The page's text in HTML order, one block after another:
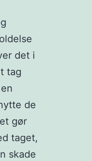
det i
tag
de
gør
taget,
skade